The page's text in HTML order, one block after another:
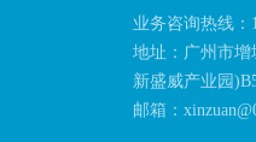
业务咨询热线：
地址：广州市增
新盛威产业园
邮箱：